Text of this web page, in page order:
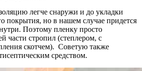
легче снаружи и до укладки
покрытия, но в нашем случае придется
Поэтому пленку просто
части стропил (степлером, с
скотчем). Советую также
средством.